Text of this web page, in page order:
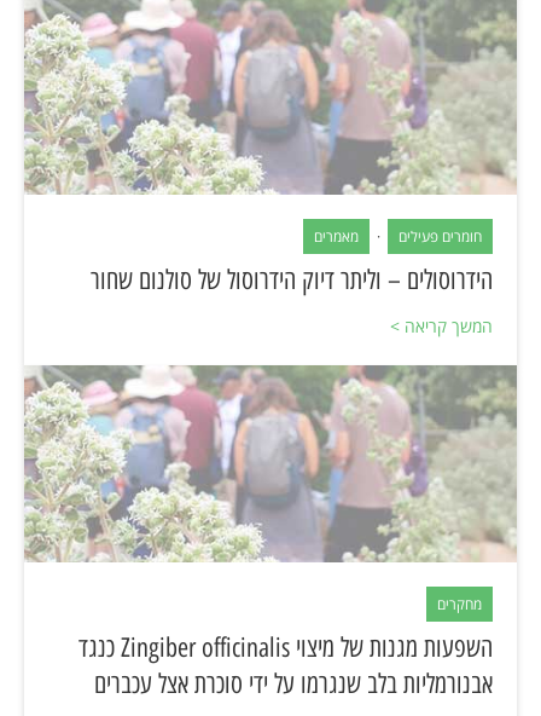
חומרים פעילים · מאמרים
הידרוסולים – וליתר דיוק הידרוסול של סולנום שחור
המשך קריאה >
מחקרים
השפעות מגנות של מיצוי Zingiber officinalis כנגד
אבנורמליות בלב שנגרמו על ידי סוכרת אצל עכברים